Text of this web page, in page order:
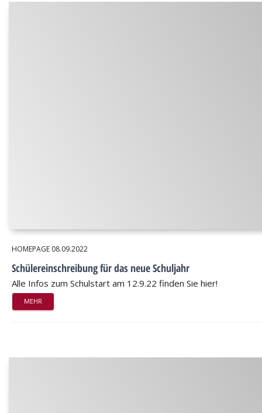
HOMEPAGE 08.09.2022
Schülereinschreibung für das neue Schuljahr
Alle Infos zum Schulstart am 12.9.22 finden Sie hier!
MEHR